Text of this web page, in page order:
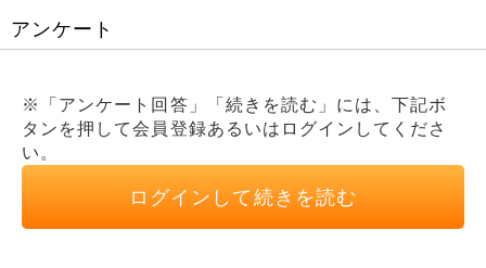
アンケート
※「アンケート回答」「続きを読む」には、下記ボ
タンを押して会員登録あるいはログインしてくださ
い。
ログインして続きを読む